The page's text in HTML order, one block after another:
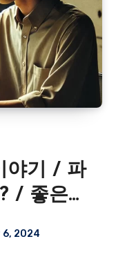
야기 / 파
/ 좋은
6, 2024